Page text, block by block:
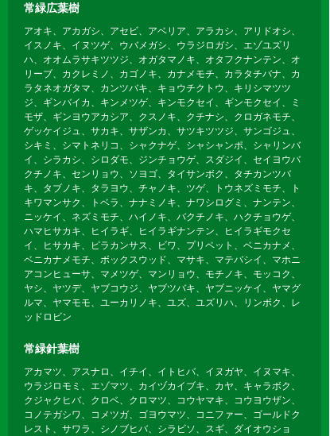
常緑広葉樹
アオキ、アカガシ、アセビ、アベリア、アラカシ、アリドオシ、
イスノキ、イヌツゲ、ウバメガシ、ウラジロガシ、エゾユズリ
ハ、オオムラサキツツジ、オガタマノキ、オタフクナンテン、オ
リーブ、カクレミノ、カゴノキ、カナメモチ、カラタチバナ、カ
ラタネオガタマ、カンツバキ、キョウチクトウ、キリシマツツ
ジ、ギンバイカ、キンメツゲ、キンモクセイ、ギンモクセイ、ミ
モザ、ギンヨウアカシア、クスノキ、クチナシ、クロガネモチ、
ゲッケイジュ、サカキ、サザンカ、サツキツツジ、サンゴジュ、
シキミ、シマトネリコ、シャクナゲ、シャシャンポ、シャリンバ
イ、シラカシ、シロダモ、ジンチョウゲ、スダジイ、セイヨウバ
クチノキ、センリョウ、ソヨゴ、タイサンボク、タチカンツバ
キ、タブノキ、タラヨウ、チャノキ、ツゲ、トウネズミモチ、ト
キワマンサク、トベラ、ナナミノキ、ナワシログミ、ナンテン、
ニッケイ、ネズミモチ、ハイノキ、バクチノキ、ハクチョウゲ、
ハマヒサカキ、ヒイラギ、ヒイラギナンテン、ヒイラギモクセ
イ、ヒサカキ、ピラカンサス、ビワ、プリペット、ベニカナメ、
ベニカナメモチ、ボックスウッド、マサキ、マテバシイ、マホニ
アコンヒューサ、マメツゲ、マンリョウ、モチノキ、モッコク、
ヤシ、ヤツデ、ヤブコウジ、ヤブツバキ、ヤブニッケイ、ヤマグ
ルマ、ヤマモモ、ユーカリノキ、ユズ、ユズリハ、リンボク、レ
ッドロビン
常緑針葉樹
アカマツ、アスナロ、イチイ、イトヒバ、イヌガヤ、イヌマキ、
ウラジロモミ、エゾマツ、カイヅカイブキ、カヤ、キャラボク、
クジャクヒバ、クロベ、クロマツ、コウヤマキ、コウヨウザン、
コノテガシワ、コメツガ、ゴヨウマツ、コニファー、ゴールドク
レスト、サワラ、シノブヒバ、シラビソ、スギ、ダイオウショ